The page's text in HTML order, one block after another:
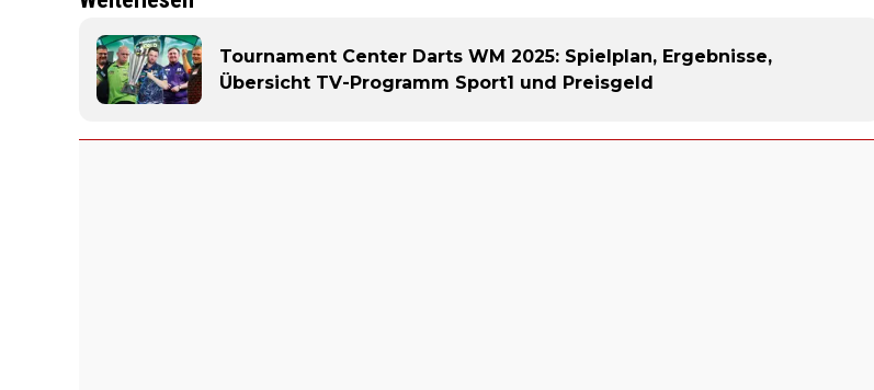
Tournament Center Darts WM 2025: Spielplan, Ergebnisse,
Übersicht TV-Programm Sport1 und Preisgeld